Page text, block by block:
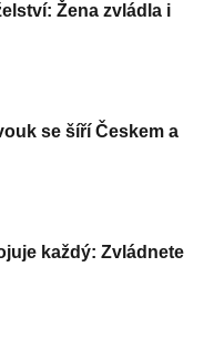
Žena zvládla i
se šíří Českem a
každý: Zvládnete